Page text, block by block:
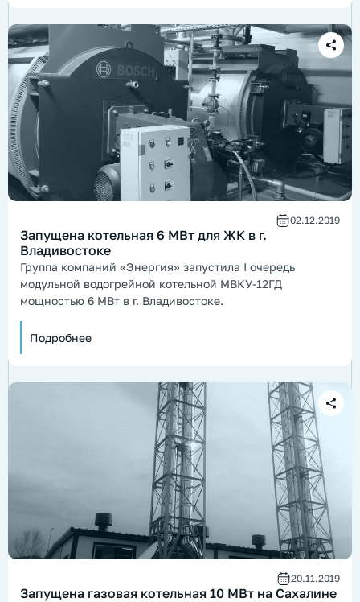
02.12.2019
Запущена котельная 6 МВт для ЖК в г.
Владивостоке
Группа компаний «Энергия» запустила I очередь
модульной водогрейной котельной МВКУ-12ГД
мощностью 6 МВт в г. Владивостоке.
Подробнее
20.11.2019
Запущена газовая котельная 10 МВт на Сахалине